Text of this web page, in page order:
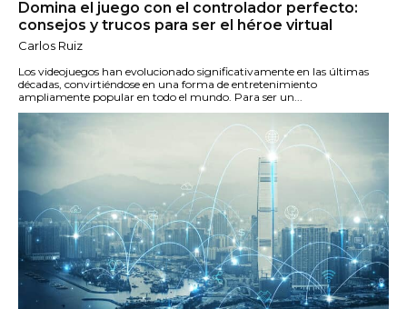
Domina el juego con el controlador perfecto:
consejos y trucos para ser el héroe virtual
Carlos Ruiz
Los videojuegos han evolucionado significativamente en las últimas
décadas, convirtiéndose en una forma de entretenimiento
ampliamente popular en todo el mundo. Para ser un...